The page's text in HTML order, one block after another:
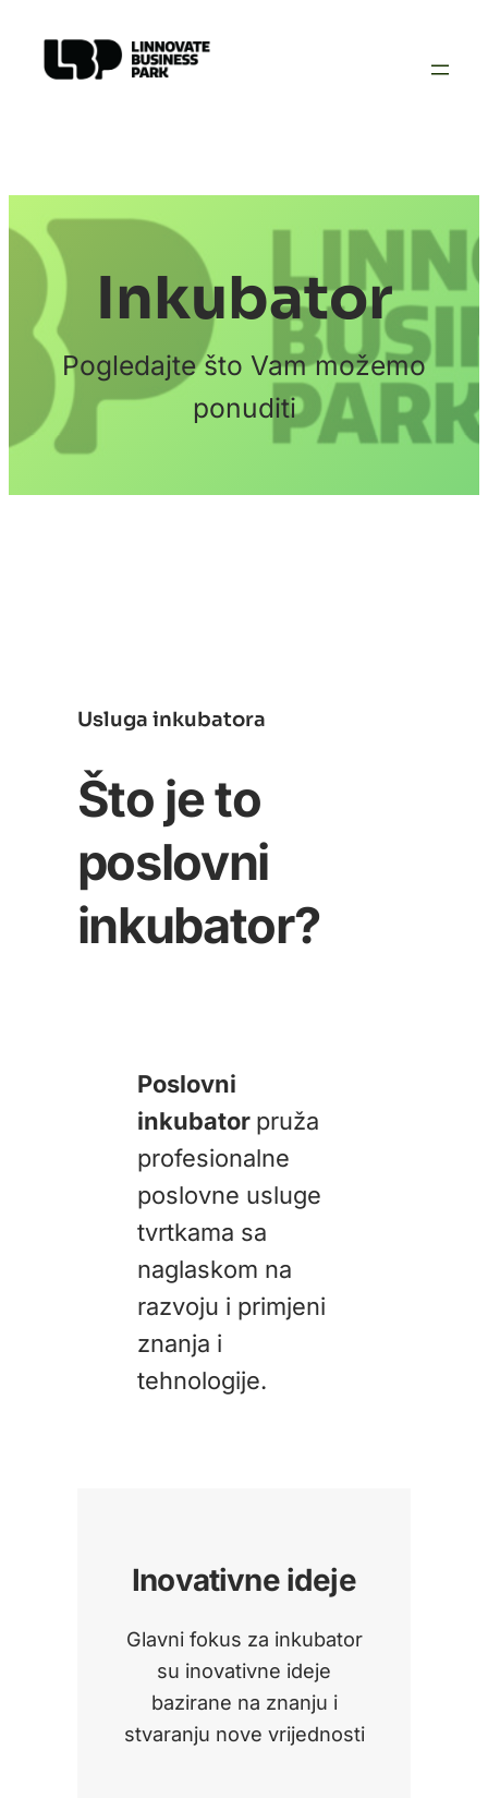
Inkubator
Pogledajte što Vam možemo
ponuditi
Usluga inkubatora
Što je to
poslovni
inkubator?
Poslovni
inkubator pruža
profesionalne
poslovne usluge
tvrtkama sa
naglaskom na
razvoju i primjeni
znanja i
tehnologije.
Inovativne ideje
Glavni fokus za inkubator
su inovativne ideje
bazirane na znanju i
stvaranju nove vrijednosti